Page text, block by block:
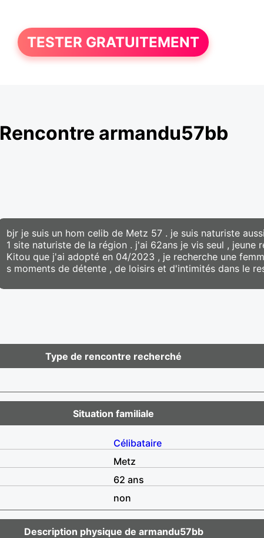
TESTER GRATUITEMENT
Rencontre armandu57bb
bjr je suis un hom celib de Metz 57 . je suis naturiste
1 site naturiste de la région . j'ai 62ans je vis seul ,
Kitou que j'ai adopté en 04/2023 , je recherche une
s moments de détente , de loisirs et d'intimités dans le
Type de rencontre recherché
Situation familiale
Célibataire
Metz
62 ans
non
Description physique de armandu57bb